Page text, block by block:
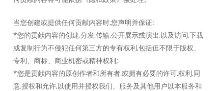
当您创建或提供任何贡献内容时,您声明并保证:
*您的贡献内容的创建,分发,传输,公开展示或演出,以及访问,下载
或复制行为不侵犯任何第三方的专有权利,包括但不限于版权、
专利、商标、商业机密或精神权利;
*您是贡献内容的原创作者和所有者,或拥有必要的许可,权利,同
意,授权和允许,以使用并授权我们、服务及其他用户以本服务和